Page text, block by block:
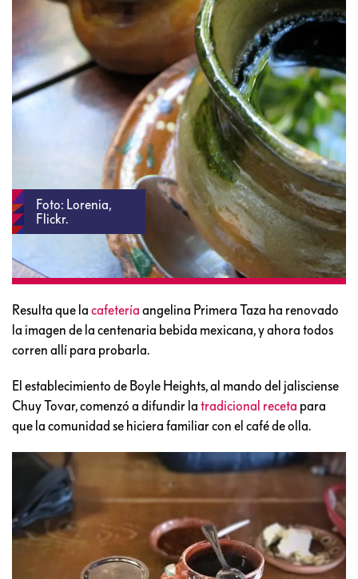
Foto: Lorenia,
Flickr.
Resulta que la cafetería angelina Primera Taza ha renovado
la imagen de la centenaria bebida mexicana, y ahora todos
corren allí para probarla.
El establecimiento de Boyle Heights, al mando del jalisciense
Chuy Tovar, comenzó a difundir la tradicional receta para
que la comunidad se hiciera familiar con el café de olla.